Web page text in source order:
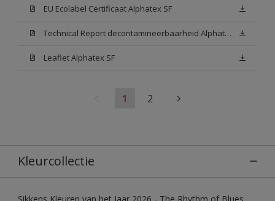
EU Ecolabel Certificaat Alphatex SF
Technical Report decontamineerbaarheid Alphatex SF
Leaflet Alphatex SF
1 2
Kleurcollectie